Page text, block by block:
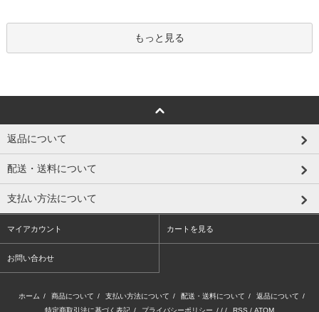
もっと見る
返品について
配送・送料について
支払い方法について
マイアカウント カートを見る
お問い合わせ
ホーム / 商品について / 支払い方法について / 配送・送料について / 返品について /
特定商取引法に基づく表記 / プライバシーポリシー / / / RSS / ATOM